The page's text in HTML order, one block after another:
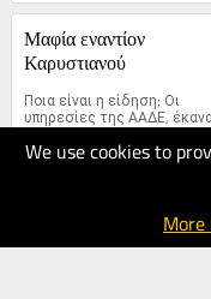
We use cookies to
Μαφία εναντίον
Καρυστιανού
Ποια είναι η είδηση; Οι
υπηρεσίες της ΑΑΔΕ,
έφοδο στον Σύλλογο
των...